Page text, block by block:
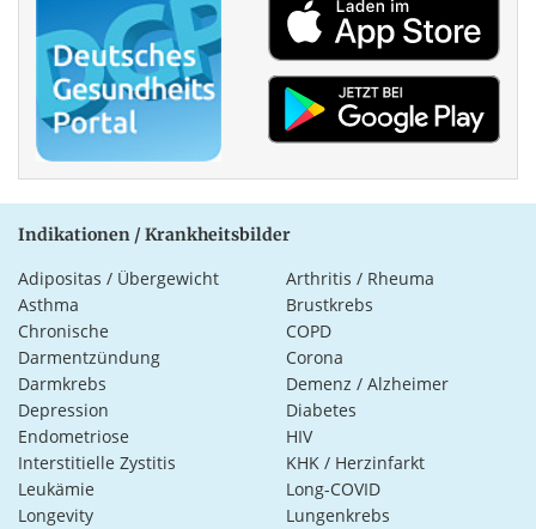
Indikationen / Krankheitsbilder
Adipositas / Übergewicht
Arthritis / Rheuma
Asthma
Brustkrebs
Chronische
Darmentzündung
COPD
Corona
Darmkrebs
Demenz / Alzheimer
Depression
Diabetes
Endometriose
HIV
Interstitielle Zystitis
KHK / Herzinfarkt
Leukämie
Long-COVID
Longevity
Lungenkrebs